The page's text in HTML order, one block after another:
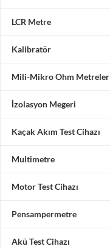
LCR Metre
Kalibratör
Mili-Mikro Ohm Metreler
İzolasyon Megeri
Kaçak Akım Test Cihazı
Multimetre
Motor Test Cihazı
Pensampermetre
Akü Test Cihazı